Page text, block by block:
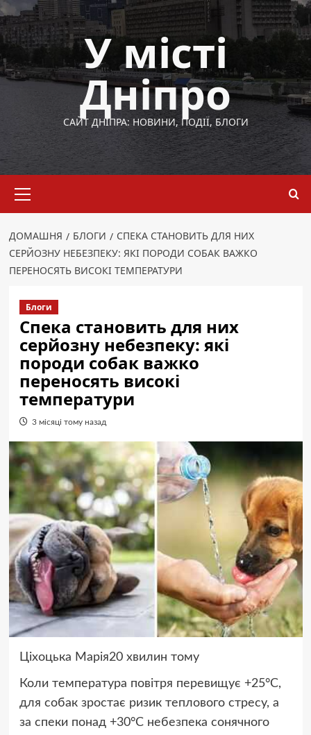
Перейти
до
вмісту
У місті
Дніпро
САЙТ ДНІПРА: НОВИНИ, ПОДІЇ, БЛОГИ
меню
ДОМАШНЯ БЛОГИ
СПЕКА СТАНОВИТЬ ДЛЯ НИХ
СЕРЙОЗНУ НЕБЕЗПЕКУ: ЯКІ ПОРОДИ СОБАК ВАЖКО
ПЕРЕНОСЯТЬ ВИСОКІ ТЕМПЕРАТУРИ
Блоги
Спека становить для них
серйозну небезпеку: які
породи собак важко
переносять високі
температури
3 місяці тому назад
Ціхоцька Марія20 хвилин тому
Коли температура повітря перевищує +25°C,
для собак зростає ризик теплового стресу, а
за спеки понад +30°C небезпека сонячного